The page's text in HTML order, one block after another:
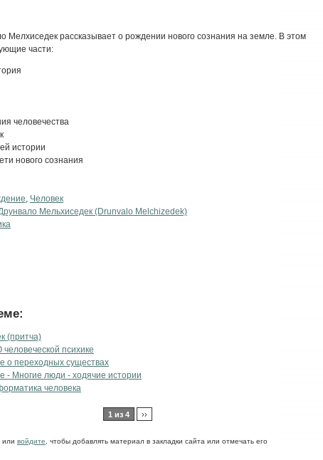
Мелхиседек рассказывает о рождении нового сознания на земле. В этом
части:
человечества
истории
нового сознания
Человек
Мельхиседек (Drunvalo Melchizedek)
(притча)
психике
о переходных существах
- Многие люди - ходячие истории
человека
1 из 4 ››
или войдите , чтобы добавлять материал в закладки сайта или отмечать его